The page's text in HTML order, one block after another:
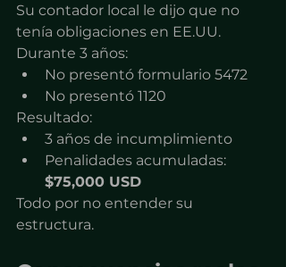
Su contador local le dijo que no
tenía obligaciones en EE.UU.
Durante 3 años:
No presentó formulario 5472
No presentó 1120
Resultado:
3 años de incumplimiento
Penalidades acumuladas:
$75,000 USD
Todo por no entender su
estructura.